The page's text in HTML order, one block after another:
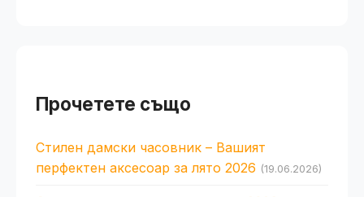
Прочетете също
Стилен дамски часовник – Вашият
перфектен аксесоар за лято 2026 (19.06.2026)